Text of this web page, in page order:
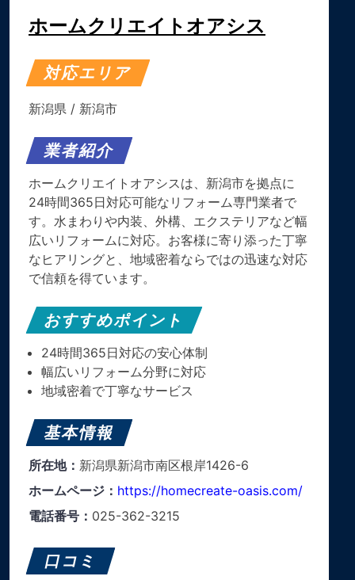
ホームクリエイトオアシス
対応エリア
新潟県 / 新潟市
業者紹介
ホームクリエイトオアシスは、新潟市を拠点に
24時間365日対応可能なリフォーム専門業者で
す。水まわりや内装、外構、エクステリアなど幅
広いリフォームに対応。お客様に寄り添った丁寧
なヒアリングと、地域密着ならではの迅速な対応
で信頼を得ています。
おすすめポイント
24時間365日対応の安心体制
幅広いリフォーム分野に対応
地域密着で丁寧なサービス
基本情報
所在地： 新潟県新潟市南区根岸1426-6
ホームページ： https://homecreate-oasis.com/
電話番号： 025-362-3215
口コミ